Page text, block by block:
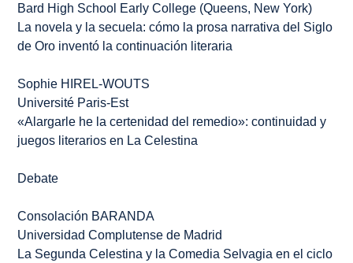
Bard High School Early College (Queens, New York)
La novela y la secuela: cómo la prosa narrativa del Siglo
de Oro inventó la continuación literaria
Sophie HIREL-WOUTS
Université Paris-Est
«Alargarle he la certenidad del remedio»: continuidad y
juegos literarios en La Celestina
Debate
Consolación BARANDA
Universidad Complutense de Madrid
La Segunda Celestina y la Comedia Selvagia en el ciclo